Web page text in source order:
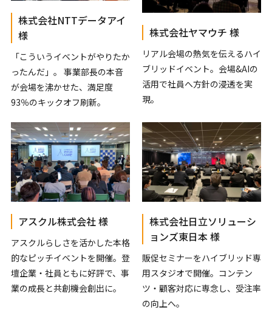
株式会社NTTデータアイ
様
「こういうイベントがやりたか
ったんだ」。 事業部長の本音
が会場を沸かせた、満足度
93％のキックオフ刷新。
株式会社ヤマウチ 様
リアル会場の熱気を伝えるハイ
ブリッドイベント。会場&AIの
活用で社員へ方針の浸透を実
現。
アスクル株式会社 様
アスクルらしさを活かした本格
的なピッチイベントを開催。登
壇企業・社員ともに好評で、事
業の成長と共創機会創出に。
株式会社日立ソリューシ
ョンズ東日本 様
販促セミナーをハイブリッド専
用スタジオで開催。コンテン
ツ・顧客対応に専念し、受注率
の向上へ。